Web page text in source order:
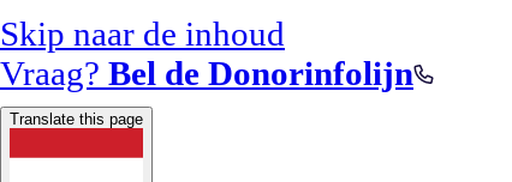
Skip naar de inhoud
Vraag? Bel de Donorinfolijn
Translate this page